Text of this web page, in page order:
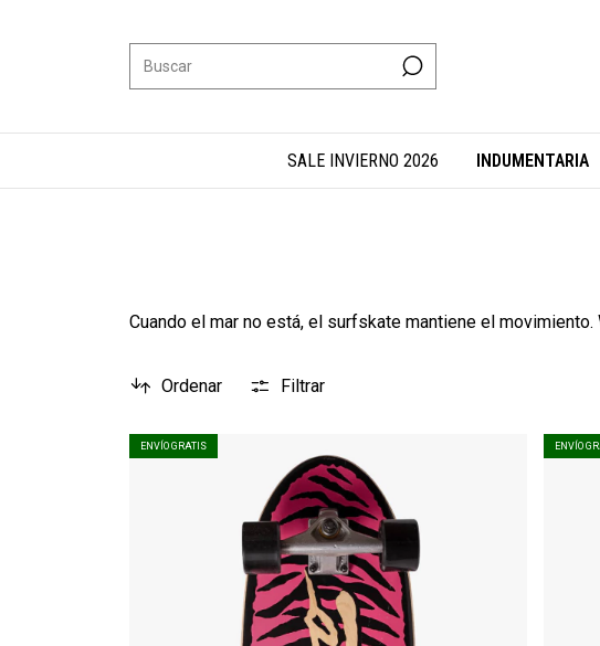
SALE INVIERNO 2026 INDUMENTARIA
Cuando el mar no está, el surfskate mantiene el
Ordenar Filtrar
ENVÍO GRATIS ENVÍO